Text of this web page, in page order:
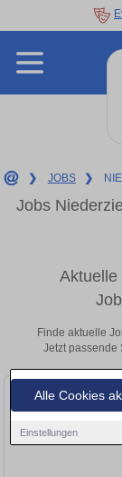
Alle Cookies
Einstellungen
❯ JOBS ❯
Jobs
Aktuelle
Finde aktuelle
Jetzt passende